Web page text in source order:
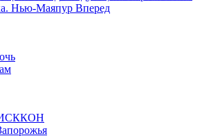
Нью-Маяпур Вперед
ИСККОН